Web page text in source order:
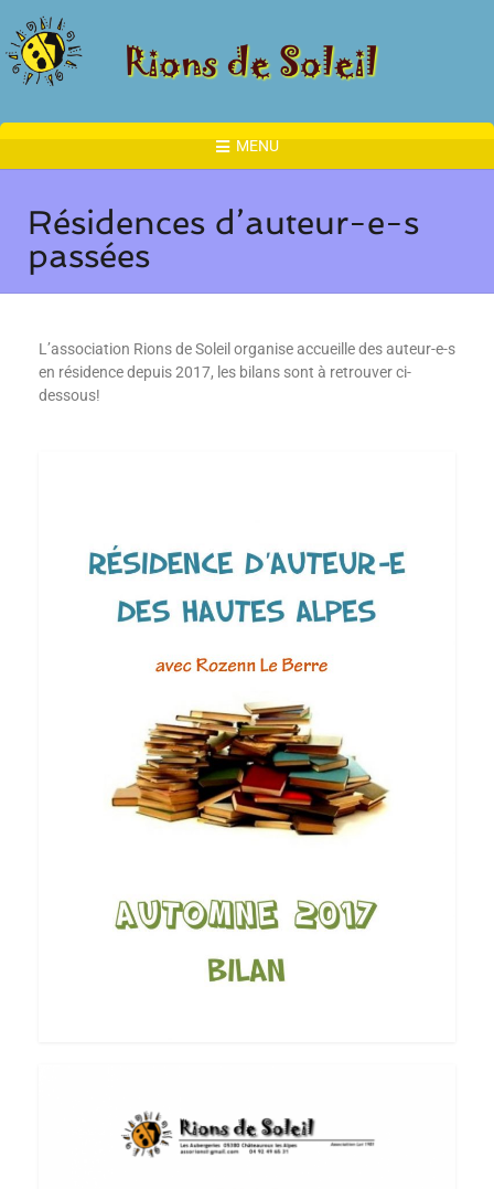
MENU
Résidences d’auteur-e-s
passées
L’association Rions de Soleil organise accueille des auteur-e-s
en résidence depuis 2017, les bilans sont à retrouver ci-
dessous!